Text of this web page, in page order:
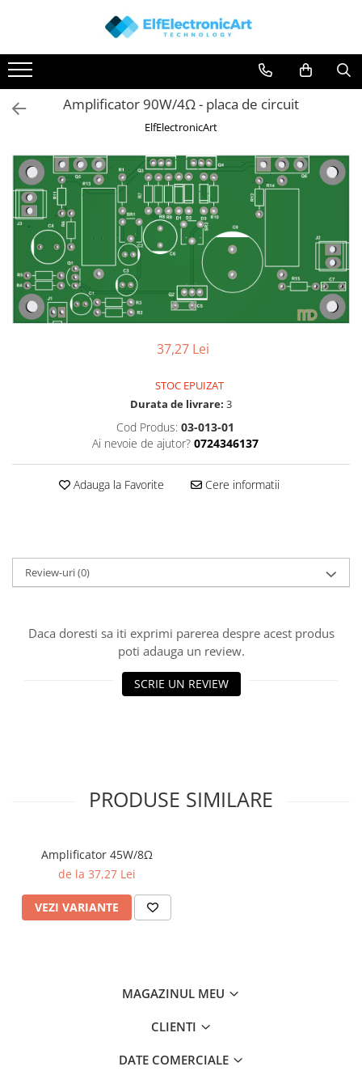
Toate Produsele
Audio
Auto
Instrumente de masura si control
Multimetre Digitale
Scule Atelier
Surse de alimentare
Termometre
Testere
Osciloscoape
Accesorii
Osciloscoape GW INSTEK
Osciloscoape HANTEK
Osciloscoape TELEDYNE LECROY
Amplificator 90W/4Ω - placa de circuit
ElfElectronicArt
37,27 Lei
STOC EPUIZAT
Durata de livrare: 3
Cod Produs: 03-013-01
Ai nevoie de ajutor? 0724346137
Adauga la Favorite Cere informatii
Review-uri(0)
Daca doresti sa iti exprimi parerea despre acest produs
poti adauga un review.
SCRIE UN REVIEW
PRODUSE SIMILARE
Amplificator 45W/8Ω
de la 37,27 Lei
VEZI VARIANTE
MAGAZINUL MEU
CLIENTI
DATE COMERCIALE